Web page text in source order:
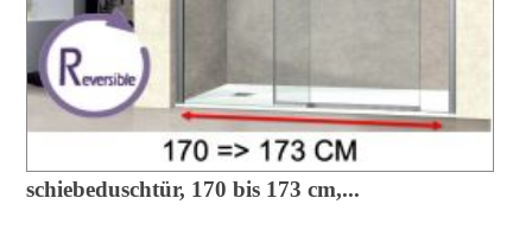
schiebeduschtür, 170 bis 173 cm,...